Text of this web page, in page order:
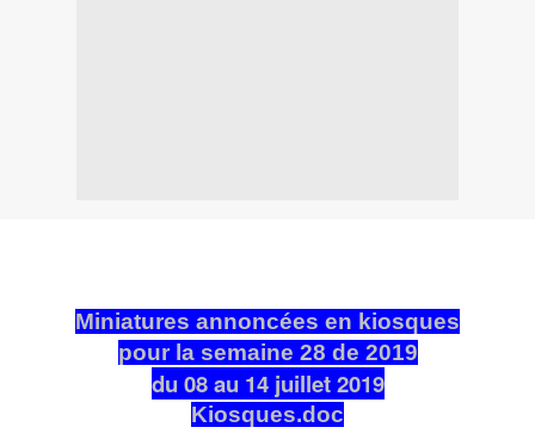
Miniatures annoncées en kiosques
pour la semaine 28 de 2019
du 08 au 14 juillet 2019
Kiosques.doc